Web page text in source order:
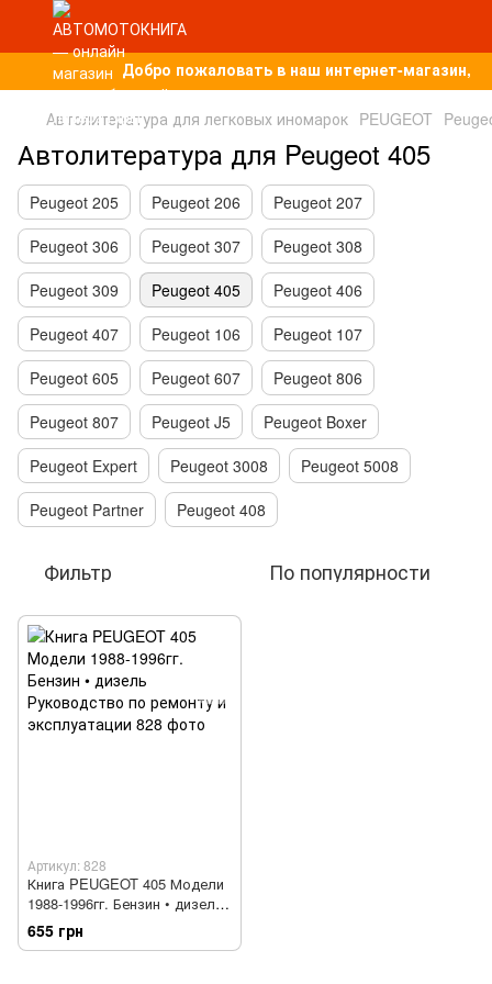
Добро пожаловать в наш интернет-магазин,
Автолитература для легковых иномарок PEUGEOT
Автолитература для Peugeot 405
Peugeot 205 Peugeot 206
Peugeot 207
Peugeot 306
Peugeot 307
Peugeot 308
Peugeot 309
Peugeot 405
Peugeot 406
Peugeot 407
Peugeot 106
Peugeot 107
Peugeot 605
Peugeot 607
Peugeot 806
Peugeot 807
Peugeot J5
Peugeot Boxer
Peugeot Expert
Peugeot 3008
Peugeot 5008
Peugeot Partner
Peugeot 408
Фильтр По популярности
Артикул: 828
Книга PEUGEOT 405 Модели
1988-1996гг. Бензин • дизель
Руководство по ремонту и
эксплуатации
655 грн